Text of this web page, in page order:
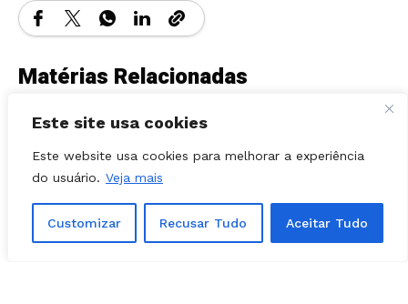
Este site usa cookies
Este website usa cookies para melhorar a experiência
do usuário. Veja mais
Customizar Recusar Tudo Aceitar Tudo
Matérias Relacionadas